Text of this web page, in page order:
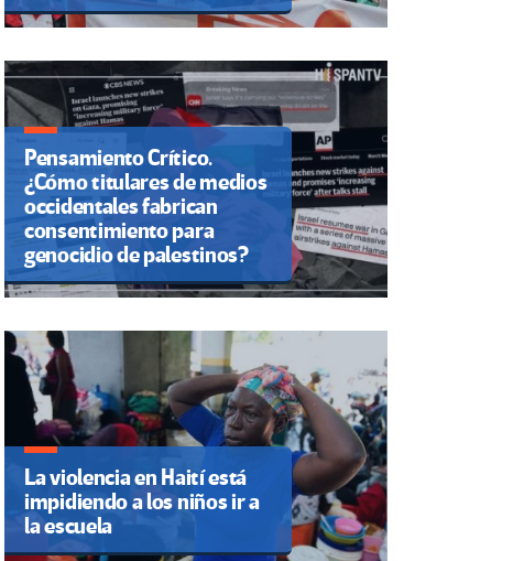
Pensamiento Crítico.
¿Cómo titulares de medios
occidentales fabrican
consentimiento para
genocidio de palestinos?
La violencia en Haití está
impidiendo a los niños ir a
la escuela